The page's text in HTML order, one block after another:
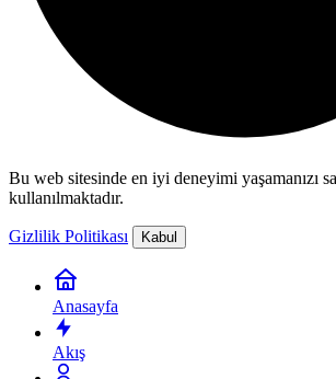
Bu web sitesinde en iyi deneyimi yaşamanızı
kullanılmaktadır.
Gizlilik Politikası Kabul
Anasayfa
Akış